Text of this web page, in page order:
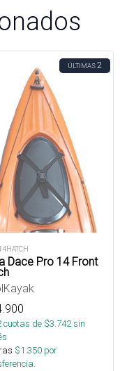
ÚLTIMAS2
Dace Pro 14 Front
cuotas de $3.742sin
$1.350 por